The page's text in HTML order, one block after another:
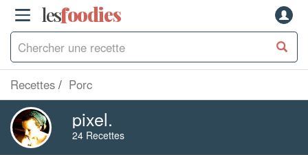
lesfoodies
Recettes Porc
pixel.
24 Recettes